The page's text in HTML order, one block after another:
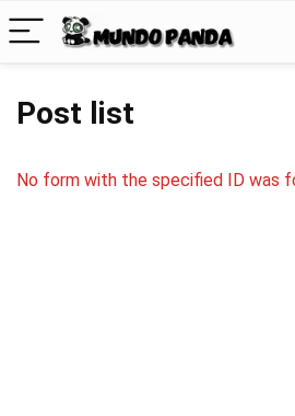
Post list
No form with the specified ID was